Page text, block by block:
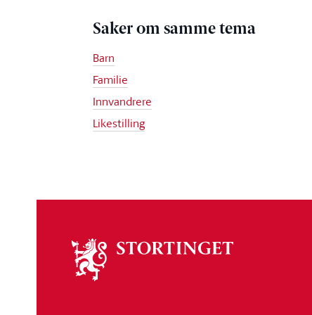
Saker om samme tema
Barn
Familie
Innvandrere
Likestilling
stortinget